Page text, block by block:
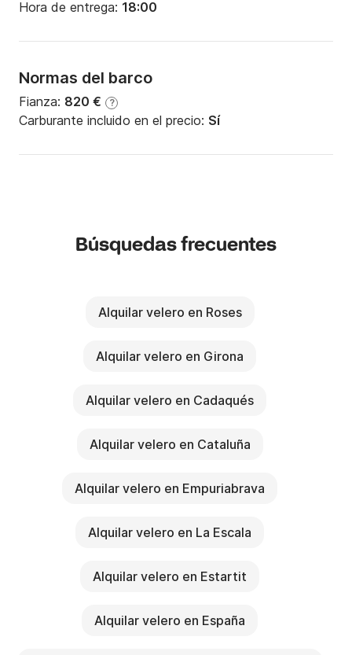
Hora de entrega: 18:00
Normas del barco
Fianza: 820 € ?
Carburante incluido en el precio: Sí
Búsquedas frecuentes
Alquilar velero en Roses
Alquilar velero en Girona
Alquilar velero en Cadaqués
Alquilar velero en Cataluña
Alquilar velero en Empuriabrava
Alquilar velero en La Escala
Alquilar velero en Estartit
Alquilar velero en España